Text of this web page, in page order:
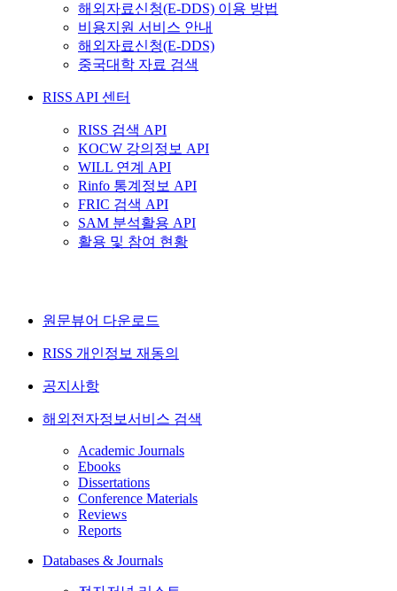
해외자료신청(E-DDS) 이용 방법
비용지원 서비스 안내
해외자료신청(E-DDS)
중국대학 자료 검색
RISS API 센터
RISS 검색 API
KOCW 강의정보 API
WILL 연계 API
Rinfo 통계정보 API
FRIC 검색 API
SAM 분석활용 API
활용 및 참여 현황
원문뷰어 다운로드
RISS 개인정보 재동의
공지사항
해외전자정보서비스 검색
Academic Journals
Ebooks
Dissertations
Conference Materials
Reviews
Reports
Databases & Journals